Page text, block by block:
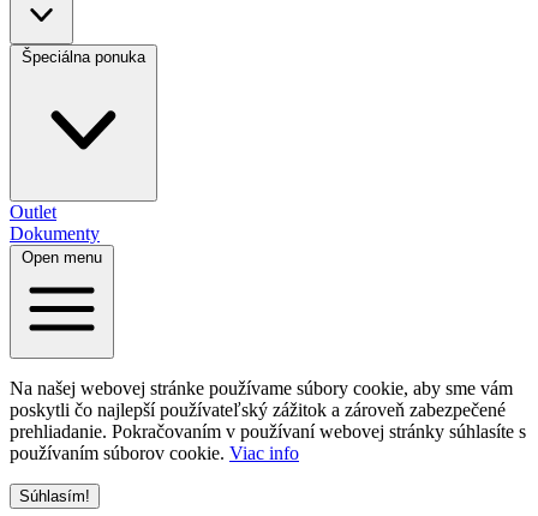
Špeciálna ponuka
Outlet
Dokumenty
Open menu
Na našej webovej stránke používame súbory cookie, aby sme vám
poskytli čo najlepší používateľský zážitok a zároveň zabezpečené
prehliadanie. Pokračovaním v používaní webovej stránky súhlasíte s
používaním súborov cookie. Viac info
Súhlasím!